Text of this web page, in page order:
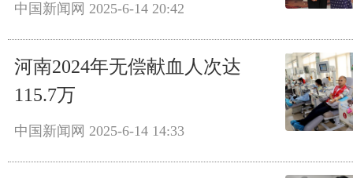
中国新闻网 2025-6-14 20:42
河南2024年无偿献血人次达
115.7万
中国新闻网 2025-6-14 14:33